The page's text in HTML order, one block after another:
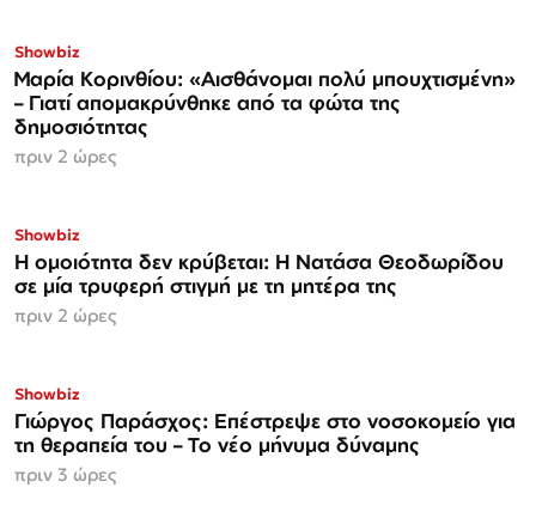
Showbiz
Μαρία Κορινθίου: «Αισθάνομαι πολύ μπουχτισμένη»
– Γιατί απομακρύνθηκε από τα φώτα της
δημοσιότητας
πριν 2 ώρες
Showbiz
Η ομοιότητα δεν κρύβεται: Η Νατάσα Θεοδωρίδου
σε μία τρυφερή στιγμή με τη μητέρα της
πριν 2 ώρες
Showbiz
Γιώργος Παράσχος: Επέστρεψε στο νοσοκομείο για
τη θεραπεία του – Το νέο μήνυμα δύναμης
πριν 3 ώρες